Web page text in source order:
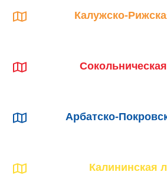
Калужско-
Арбатско-
Калининская